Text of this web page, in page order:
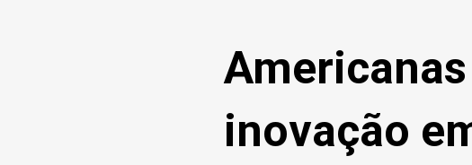
inovação